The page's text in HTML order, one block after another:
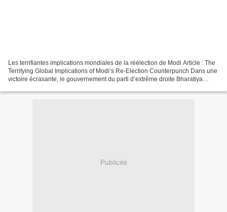
Les terrifiantes implications mondiales de la réélection de Modi Article : The
Terrifying Global Implications of Modi’s Re-Election Counterpunch Dans une
victoire écrasante, le gouvernement du parti d’extrême droite Bharatiya
Publicité